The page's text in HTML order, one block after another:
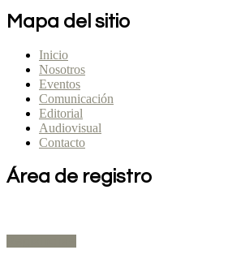
Mapa del sitio
Inicio
Nosotros
Eventos
Comunicación
Editorial
Audiovisual
Contacto
Área de registro